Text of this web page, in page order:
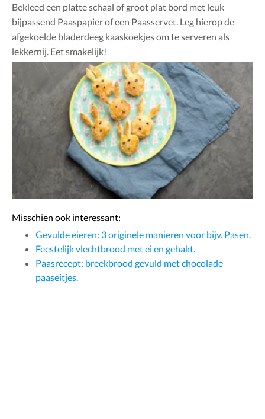
Bekleed een platte schaal of groot plat bord met leuk
bijpassend Paaspapier of een Paasservet. Leg hierop de
afgekoelde bladerdeeg kaaskoekjes om te serveren als
lekkernij. Eet smakelijk!
Misschien ook interessant:
Gevulde eieren: 3 originele manieren voor bijv. Pasen.
Feestelijk vlechtbrood met ei en gehakt.
Paasrecept: breekbrood gevuld met chocolade
paaseitjes.